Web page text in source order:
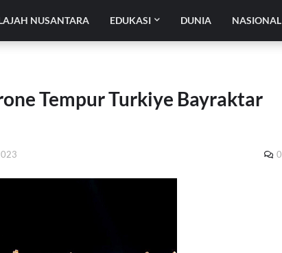
NUSANTARA EDUKASI DUNIA NASIONAL
Tempur Turkiye Bayraktar
0